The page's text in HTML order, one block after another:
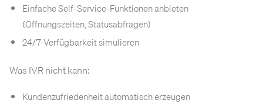
Einfache Self-Service-Funktionen anbieten
(Öffnungszeiten, Statusabfragen)
24/7-Verfügbarkeit simulieren
Was IVR nicht kann:
Kundenzufriedenheit automatisch erzeugen